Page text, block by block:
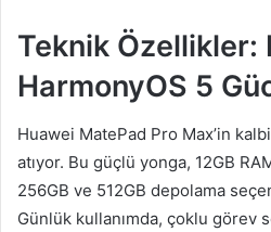
Teknik Özellikler:
HarmonyOS 5
Huawei MatePad Pro Max’in
atıyor. Bu güçlü yonga, 12GB
256GB ve 512GB depolama
Günlük kullanımda, çoklu görev